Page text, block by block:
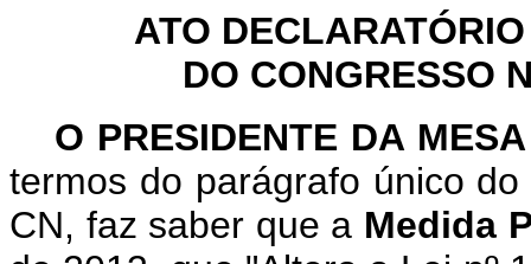
ATO
DO CONGRESSO
O PRESIDENTE DA
termos do parágrafo único
CN, faz saber que a Medida